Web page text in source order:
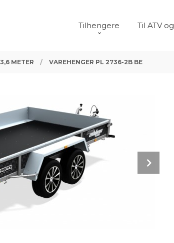
Tilhengere Til ATV
3,6 METER VAREHENGER PL 2736-2B BE